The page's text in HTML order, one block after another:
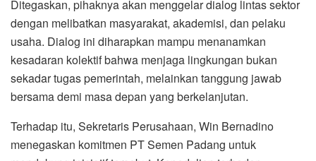
Ditegaskan, pihaknya akan menggelar dialog lintas sektor
dengan melibatkan masyarakat, akademisi, dan pelaku
usaha. Dialog ini diharapkan mampu menanamkan
kesadaran kolektif bahwa menjaga lingkungan bukan
sekadar tugas pemerintah, melainkan tanggung jawab
bersama demi masa depan yang berkelanjutan.
Terhadap itu, Sekretaris Perusahaan, Win Bernadino
menegaskan komitmen PT Semen Padang untuk